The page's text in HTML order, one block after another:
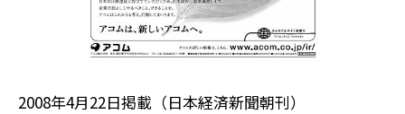
2008年4月22日掲載（日本経済新聞朝刊）